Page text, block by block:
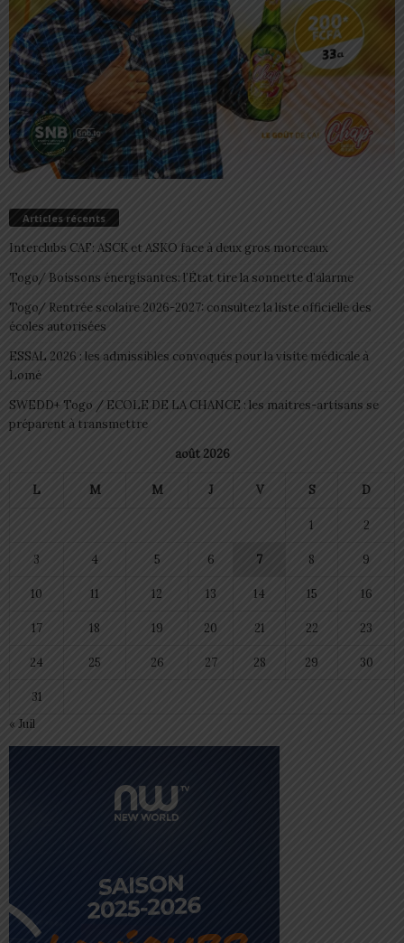
Articles récents
Interclubs CAF: ASCK et ASKO face à deux gros morceaux
Togo/ Boissons énergisantes: l’État tire la sonnette d’alarme
Togo/ Rentrée scolaire 2026-2027: consultez la liste officielle des
écoles autorisées
ESSAL 2026 : les admissibles convoqués pour la visite médicale à
Lomé
SWEDD+ Togo / ECOLE DE LA CHANCE : les maitres-artisans se
préparent à transmettre
août 2026
L M M J V S D
1 2
3 4 5 6 7 8 9
10 11 12 13 14 15 16
17 18 19 20 21 22 23
24 25 26 27 28 29 30
31
« Juil